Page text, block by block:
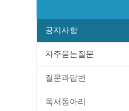
공지사항
자주묻는질문
질문과답변
독서동아리